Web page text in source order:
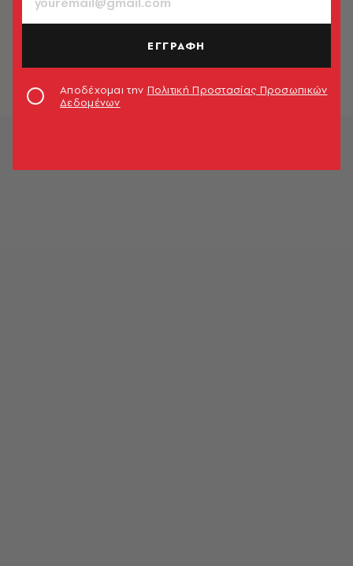
ΕΛΛΑΔΑ
Συμφωνία για την τιμή του
Μπακαλιάρου στην Βαρβάκειο
Newsroom
ΕΓΓΡΑΦΗ
Αποδέχομαι την Πολιτική Προστασίας Προσωπικών
Δεδομένων